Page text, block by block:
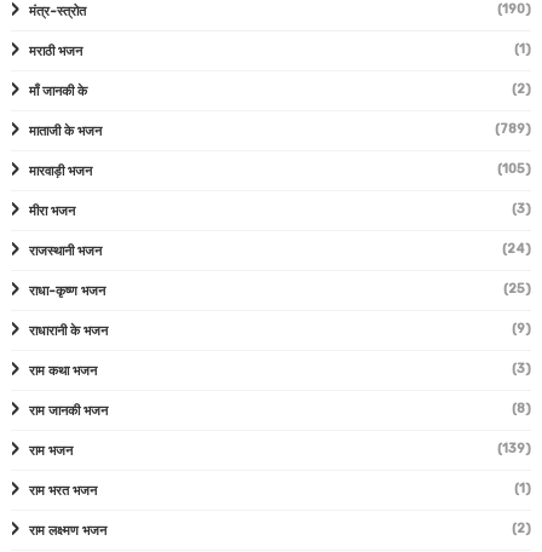
मंत्र-स्त्रोत (190)
मराठी भजन (1)
माँ जानकी के (2)
माताजी के भजन (789)
मारवाड़ी भजन (105)
मीरा भजन (3)
राजस्थानी भजन (24)
राधा-कृष्ण भजन (25)
राधारानी के भजन (9)
राम कथा भजन (3)
राम जानकी भजन (8)
राम भजन (139)
राम भरत भजन (1)
राम लक्ष्मण भजन (2)